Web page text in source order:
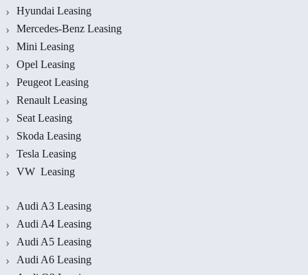
Hyundai Leasing
Mercedes-Benz Leasing
Mini Leasing
Opel Leasing
Peugeot Leasing
Renault Leasing
Seat Leasing
Skoda Leasing
Tesla Leasing
VW Leasing
Audi A3 Leasing
Audi A4 Leasing
Audi A5 Leasing
Audi A6 Leasing